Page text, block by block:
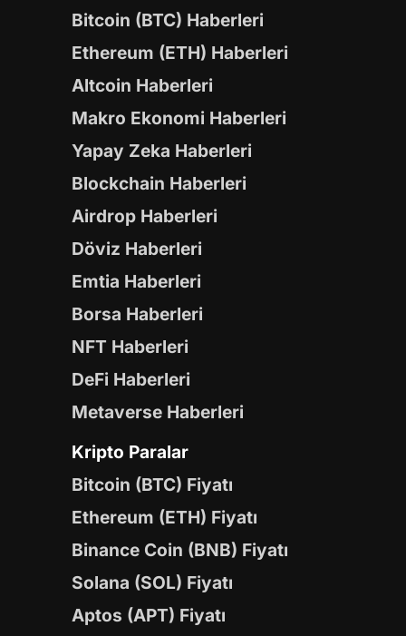
Bitcoin (BTC) Haberleri
Ethereum (ETH) Haberleri
Altcoin Haberleri
Makro Ekonomi Haberleri
Yapay Zeka Haberleri
Blockchain Haberleri
Airdrop Haberleri
Döviz Haberleri
Emtia Haberleri
Borsa Haberleri
NFT Haberleri
DeFi Haberleri
Metaverse Haberleri
Kripto Paralar
Bitcoin (BTC) Fiyatı
Ethereum (ETH) Fiyatı
Binance Coin (BNB) Fiyatı
Solana (SOL) Fiyatı
Aptos (APT) Fiyatı